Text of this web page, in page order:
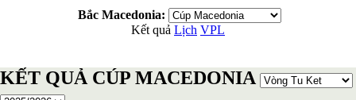
Andorra
Armenia
Belarus
Bắc Macedonia:
Kết quả Lịch VPL
KẾT QUẢ CÚP MACEDONIA